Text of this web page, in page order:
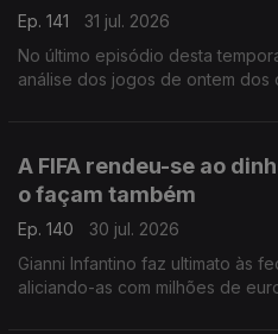
Ep. 141
31 jul. 2026
No último episódio desta
análise dos jogos de ontem dos
A FIFA rendeu-se ao
o façam também
Ep. 140
30 jul. 2026
Gianni Infantino faz ultimato às
aliciando-as com milhões de